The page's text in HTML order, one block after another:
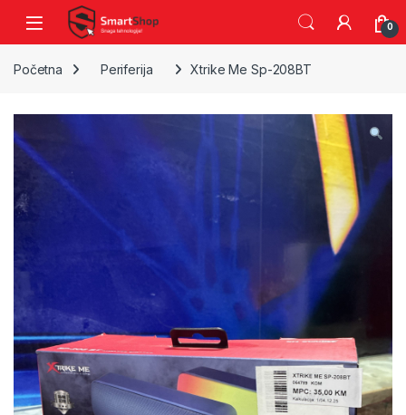
Skip to navigation
Skip to content
0
Početna Periferija Xtrike Me Sp-208BT